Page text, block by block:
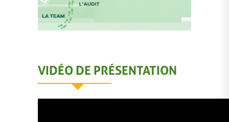
VIDÉO DE PRÉSENTATION